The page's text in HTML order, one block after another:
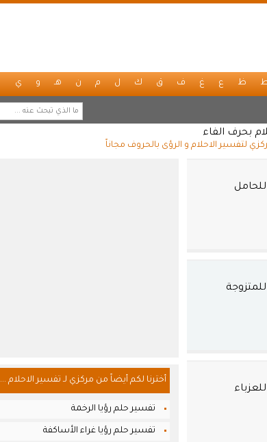
ظ ع غ ف ق ك ل م ن هـ و ي
بحرف الفاء
لتفسير الاحلام و الرؤى بالحروف مجاناً
أخترنا لكم أيضاً من مركزي لـ تفسير الاحلام ...
تفسير حلم رؤيا الرخمة
تفسير حلم رؤيا غراء الأساكفة